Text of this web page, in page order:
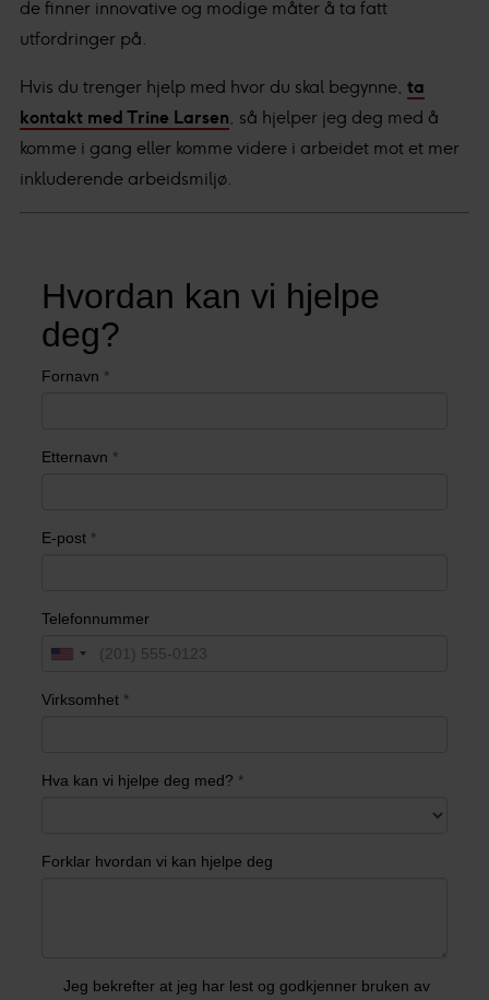
de finner innovative og modige måter å ta fatt
utfordringer på.
Hvis du trenger hjelp med hvor du skal begynne, ta
kontakt med Trine Larsen, så hjelper jeg deg med å
komme i gang eller komme videre i arbeidet mot et mer
inkluderende arbeidsmiljø.